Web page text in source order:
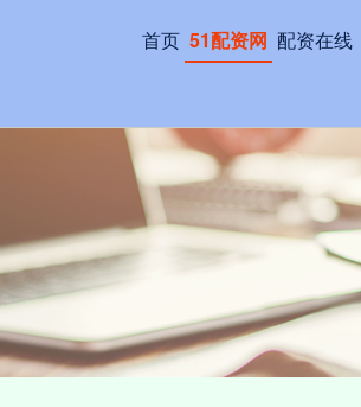
首页 51配资网 配资在线